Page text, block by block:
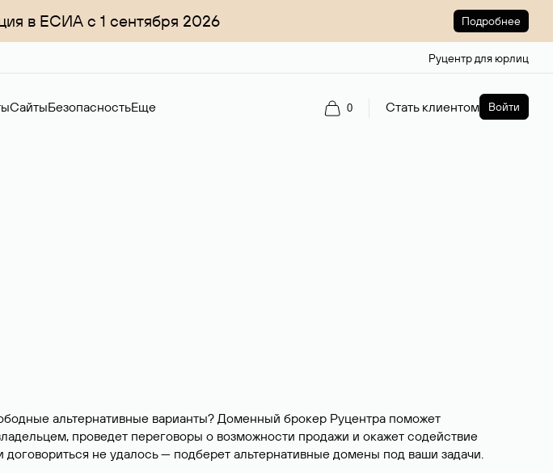
в ЕСИА с 1 сентября 2026 Подробнее
Руцентр для юрлиц
СайтыБезопасностьЕще 0 Стать клиентом Войти
альтернативные варианты? Доменный брокер Руцентра поможет
проведет переговоры о возможности продажи и окажет содействие
не удалось — подберет альтернативные домены под ваши задачи.